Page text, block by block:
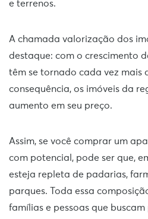
e terrenos.
A chamada valorização dos
destaque: com o crescimento
têm se tornado cada vez mais
consequência, os imóveis da
aumento em seu preço.
Assim, se você comprar um
com potencial, pode ser que,
esteja repleta de padarias,
parques. Toda essa
famílias e pessoas que